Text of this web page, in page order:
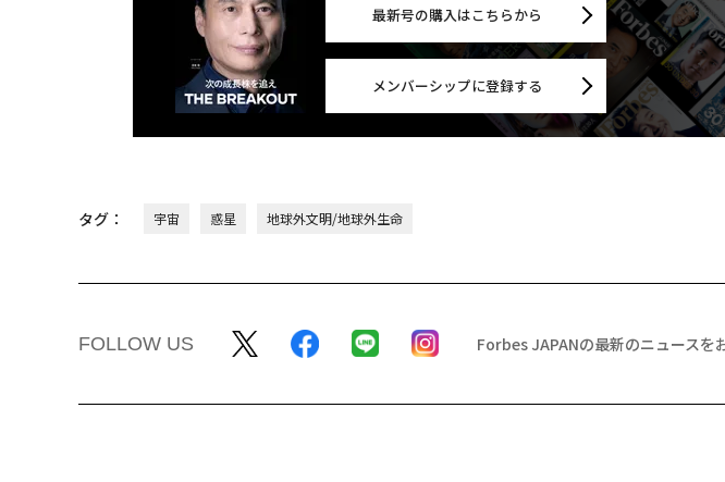
最新号の購入はこちらから
メンバーシップに登録する
タグ： 宇宙 惑星 地球外文明/地球外生命
FOLLOW US Forbes JAPANの最新のニュースを